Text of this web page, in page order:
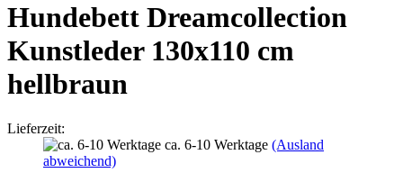
Hundebett Dreamcollection
Kunstleder 130x110 cm
hellbraun
Lieferzeit:
ca. 6-10 Werktage (Ausland
abweichend)